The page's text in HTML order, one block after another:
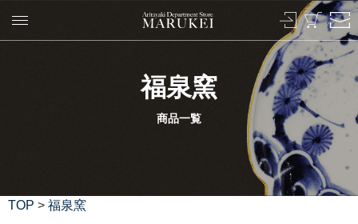
福泉窯
商品一覧
TOP > 福泉窯